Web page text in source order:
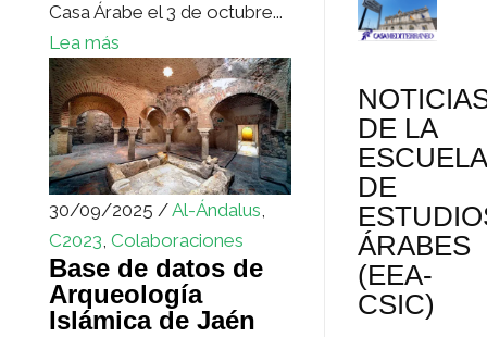
Casa Árabe el 3 de octubre...
Lea más
30/09/2025 /Al-Ándalus,
C2023, Colaboraciones
Base de datos de
Arqueología
Islámica de Jaén
DE LA
ESCUELA
DE
ÁRABES
(EEA-
CSIC)